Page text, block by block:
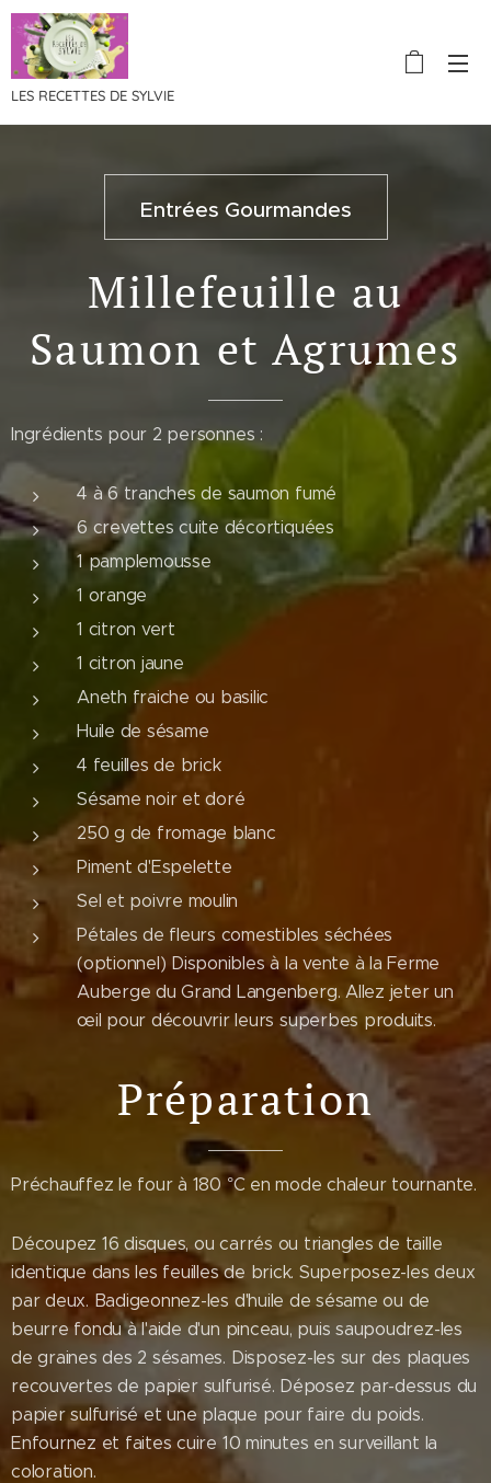
LES RECETTES DE SYLVIE
Entrées Gourmandes
Millefeuille au
Saumon et Agrumes
Ingrédients pour 2 personnes :
4 à 6 tranches de saumon fumé
6 crevettes cuite décortiquées
1 pamplemousse
1 orange
1 citron vert
1 citron jaune
Aneth fraiche ou basilic
Huile de sésame
4 feuilles de brick
Sésame noir et doré
250 g de fromage blanc
Piment d'Espelette
Sel et poivre moulin
Pétales de fleurs comestibles séchées
(optionnel) Disponibles à la vente à la Ferme
Auberge du Grand Langenberg. Allez jeter un
œil pour découvrir leurs superbes produits.
Préparation
Préchauffez le four à 180 °C en mode chaleur tournante.
Découpez 16 disques, ou carrés ou triangles de taille
identique dans les feuilles de brick. Superposez-les deux
par deux. Badigeonnez-les d'huile de sésame ou de
beurre fondu à l'aide d'un pinceau, puis saupoudrez-les
de graines des 2 sésames. Disposez-les sur des plaques
recouvertes de papier sulfurisé. Déposez par-dessus du
papier sulfurisé et une plaque pour faire du poids.
Enfournez et faites cuire 10 minutes en surveillant la
coloration.